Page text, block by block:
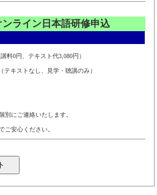
ライン日本語研修申込
講料0円、テキスト代3,080円）
（テキストなし、見学・聴講のみ）
にご連絡いたします。
ご安心ください。